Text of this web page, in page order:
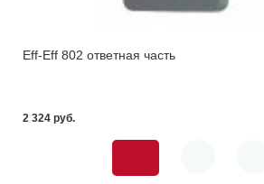
Eff-Eff 802 ответная часть
2 324 pуб.